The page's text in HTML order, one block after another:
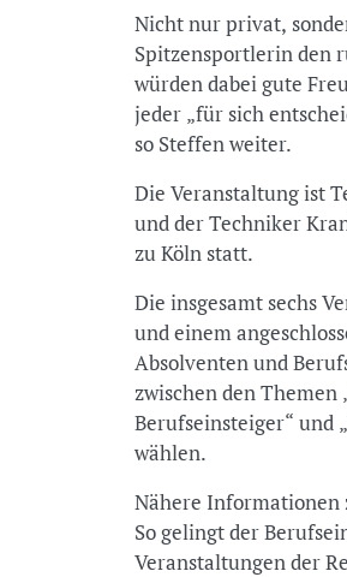
Nicht nur privat,
Spitzensportlerin den
würden dabei gute
jeder „für sich
so Steffen weiter.
Die Veranstaltung ist
und der Techniker
zu Köln statt.
Die insgesamt sechs
und einem
Absolventen und
zwischen den
Berufseinsteiger“ und
wählen.
Nähere Informationen
So gelingt der
Veranstaltungen der